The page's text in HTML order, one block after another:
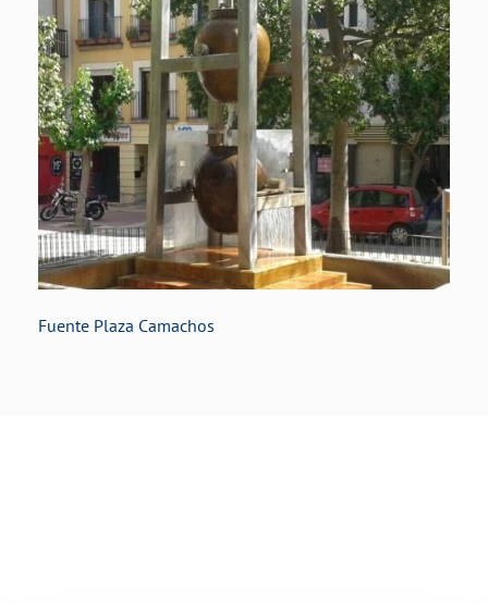
Fuente Plaza Camachos